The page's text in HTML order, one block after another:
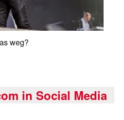
weg?
in Social Media